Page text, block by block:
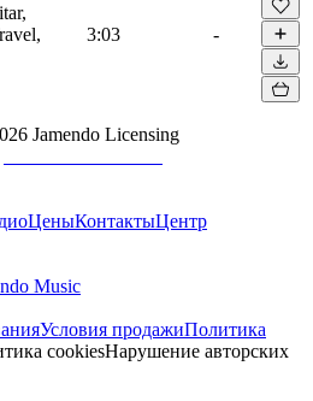
3:03 -
Jamendo Licensing
ЦеныКонтактыЦентр
Music
Условия продажиПолитика
cookiesНарушение авторских